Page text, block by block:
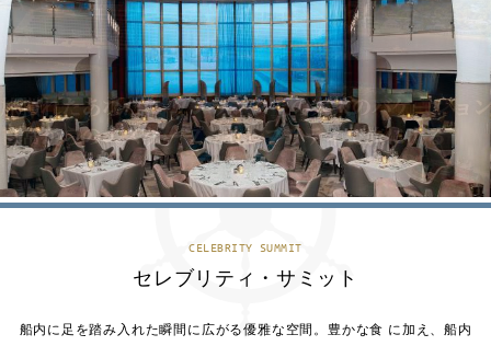
CELEBRITY SUMMIT
セレブリティ・サミット
船内に足を踏み入れた瞬間に広がる優雅な空間。豊かな食 に加え、船内